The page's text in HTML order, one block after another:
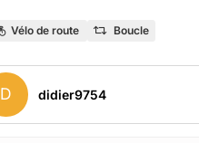
Vélo de route Boucle
D didier9754